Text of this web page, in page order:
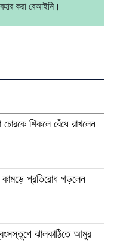
করা বেআইনি।
চোরকে শিকলে বেঁধে রাখলেন
প্রতিরোধ গড়লেন
ঝালকাঠিতে আমুর